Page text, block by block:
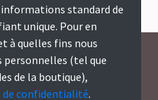
standard de
unique. Pour en
à quelles fins nous
(tel que
de la boutique),
de confidentialité.